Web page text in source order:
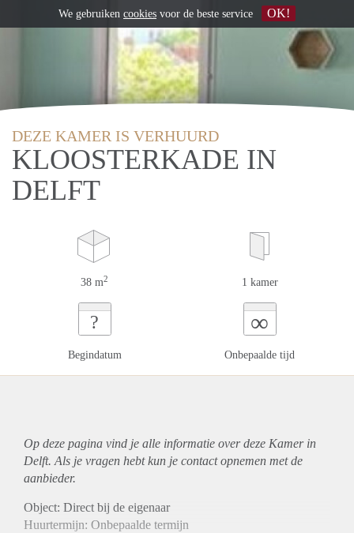
DEZE KAMER IS VERHUURD
KLOOSTERKADE IN
DELFT
38 m2 1 kamer
?
Begindatum
∞
Onbepaalde tijd
Op deze pagina vind je alle informatie over deze Kamer in
Delft. Als je vragen hebt kun je contact opnemen met de
aanbieder.
Object: Direct bij de eigenaar
Huurtermijn: Onbepaalde termijn
We gebruiken cookies voor de beste service OK!